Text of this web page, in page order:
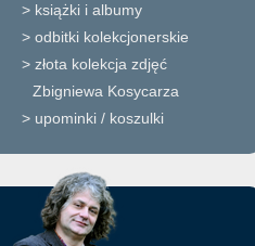
> książki i albumy
> odbitki kolekcjonerskie
> złota kolekcja zdjęć
Zbigniewa Kosycarza
> upominki / koszulki